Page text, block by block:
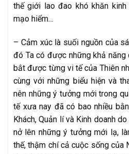
thế giới lao đao khó khăn
mạo hiểm…
– Cảm xúc là suối nguồn của
đó Ta có được những khả năng
bắt được từng vi tế của Thiên
cùng với những biểu hiện và
nên những ý tưởng mới trong
tế xưa nay đã có bao nhiều
Khách, Quản lí và Kinh doanh
nở lên những ý tưởng mới lạ,
thế, thậm chí cả cuộc sống của